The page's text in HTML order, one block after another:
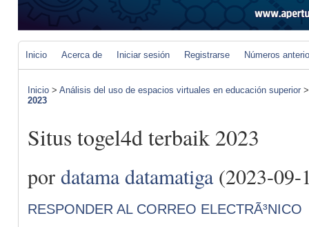
Inicio Acerca de Iniciar sesión Registrarse Números
Inicio > Análisis del uso de espacios virtuales en educación superior
2023
Situs togel4d terbaik 2023
por datama datamatiga(2023-09-
RESPONDER AL CORREO ELECTRÃ³NICO